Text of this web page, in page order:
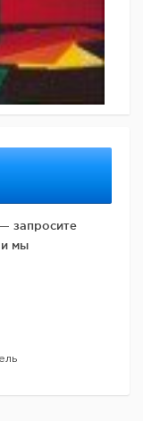
— запросите
и мы